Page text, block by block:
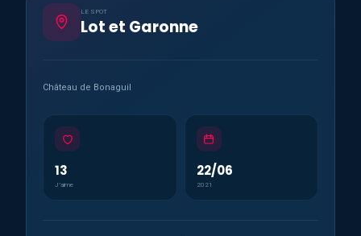
LE SPOT
Lot et Garonne
Château de Bonaguil
13
J’aime
22/06
2021